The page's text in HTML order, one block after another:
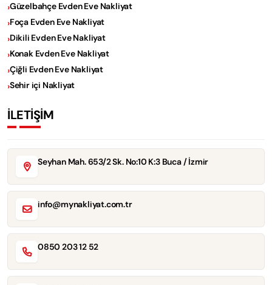
Güzelbahçe Evden Eve Nakliyat
Foça Evden Eve Nakliyat
Dikili Evden Eve Nakliyat
Konak Evden Eve Nakliyat
Çiğli Evden Eve Nakliyat
Sehir içi Nakliyat
İLETİŞİM
Seyhan Mah. 653/2 Sk. No:10 K:3 Buca / İzmir
info@mynakliyat.com.tr
0850 203 12 52